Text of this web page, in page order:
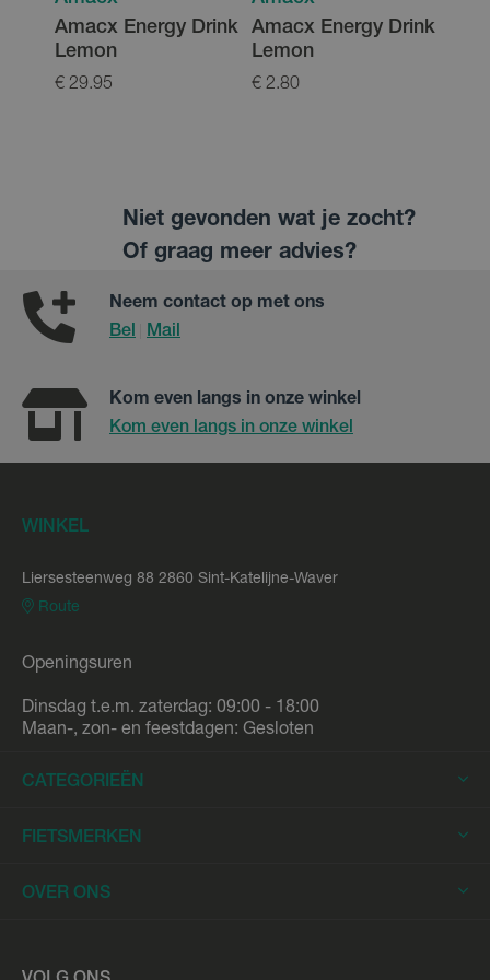
Amacx Energy Drink
Lemon
€ 29.95
Amacx Energy Drink
Lemon
€ 2.80
Niet gevonden wat je zocht?
Of graag meer advies?
Neem contact op met ons
Bel
Mail
Kom even langs in onze winkel
Kom even langs in onze winkel
WINKEL
Liersesteenweg 88 2860 Sint-Katelijne-Waver
Route
Openingsuren
Dinsdag t.e.m. zaterdag: 09:00 - 18:00
Maan-, zon- en feestdagen: Gesloten
CATEGORIEËN
Elektrische Fietsen
Elektrische Racefietsen
Elektrische Longtails
FIETSMERKEN
Trek
OVER ONS